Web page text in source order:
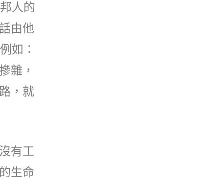
人的
由他
如：
雜，
，就
有工
生命